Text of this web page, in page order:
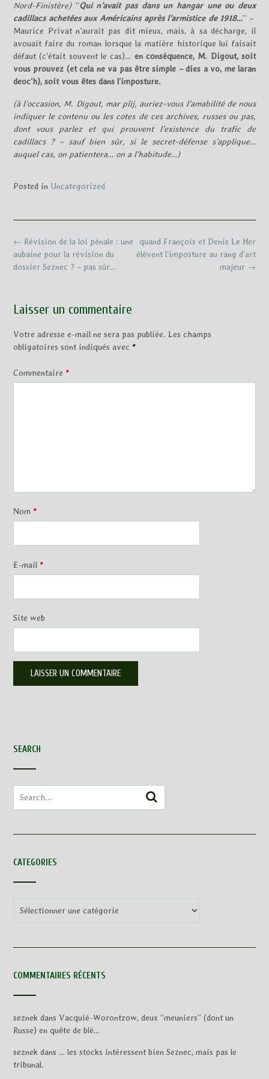
Nord-Finistère)“Qui n’avait pas dans un hangar une ou deux
cadillacs achetées aux Américains après l’armistice de 1918…” –
Maurice Privat n’aurait pas dit mieux, mais, à sa décharge, il
avouait faire du roman lorsque la matière historique lui faisait
défaut (c’était souvent le cas)… en conséquence, M. Digout, soit
vous prouvez (et cela ne va pas être simple – dies a vo, me laran
deoc’h), soit vous êtes dans l’imposture.
(à l’occasion, M. Digout, mar plij, auriez-vous l’amabilité de nous
indiquer le contenu ou les cotes de ces archives, russes ou pas,
dont vous parlez et qui prouvent l’existence du trafic de
cadillacs ? – sauf bien sûr, si le secret-défense s’applique…
auquel cas, on patientera… on a l’habitude…)
Posted in Uncategorized
Post
navigation
quand François et Denis Le Her
élèvent l’imposture au rang d’art
majeur →
← Révision de la loi pénale : une
aubaine pour la révision du
dossier Seznec ? – pas sûr…
Laisser un commentaire
Votre adresse e-mail ne sera pas publiée. Les champs
obligatoires sont indiqués avec *
Commentaire *
Nom *
E-mail *
Site web
SEARCH
CATEGORIES
COMMENTAIRES RÉCENTS
seznek dans Vacquié-Worontzow, deux “meuniers” (dont un
Russe) en quête de blé…
seznek dans … les stocks intéressent bien Seznec, mais pas le
tribunal.